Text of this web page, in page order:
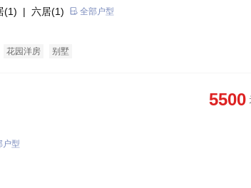
(1) | 六居(1) 全部户型
花园洋房 别墅
5500
户型